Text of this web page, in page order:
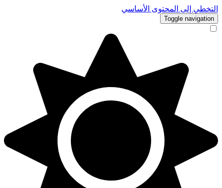
التخطي إلى المحتوى الأساسي
Toggle navigation